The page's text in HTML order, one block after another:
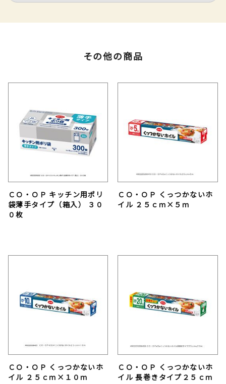
その他の商品
ＣＯ・ＯＰ キッチン用ポリ
袋薄手タイプ（箱入） ３０
０枚
ＣＯ・ＯＰ くっつかないホ
イル ２５ｃｍ×５ｍ
ＣＯ・ＯＰ くっつかないホ
イル ２５ｃｍ×１０ｍ
ＣＯ・ＯＰ くっつかないホ
イル 長巻きタイプ２５ｃｍ